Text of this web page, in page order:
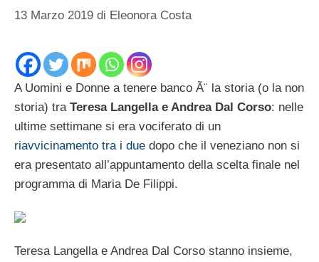
13 Marzo 2019 di Eleonora Costa
A Uomini e Donne a tenere banco Ã¨ la storia (o la non
storia) tra Teresa Langella e Andrea Dal Corso: nelle
ultime settimane si era vociferato di un
riavvicinamento tra i due dopo che il veneziano non si
era presentato all’appuntamento della scelta finale nel
programma di Maria De Filippi.
Teresa Langella e Andrea Dal Corso stanno insieme,